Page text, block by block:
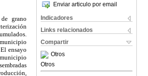
Enviar articulo por email
Indicadores
Links relacionados
Compartir
Otros
Otros
grano
ensayo